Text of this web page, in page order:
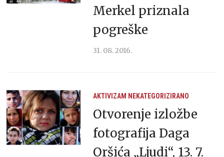
Merkel priznala
pogreške
31. 08. 2016.
AKTIVIZAM NEKATEGORIZIRANO
Otvorenje izložbe
fotografija Daga
Oršića „Ljudi“, 13. 7.